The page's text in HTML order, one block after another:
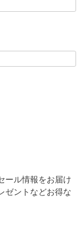
ール情報をお届け
ゼントなどお得な